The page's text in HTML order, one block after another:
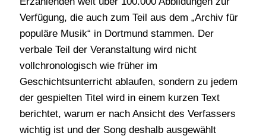
Verfügung, die auch zum Teil aus dem „Archiv für
populäre Musik“ in Dortmund stammen. Der
verbale Teil der Veranstaltung wird nicht
vollchronologisch wie früher im
Geschichtsunterricht ablaufen, sondern zu jedem
der gespielten Titel wird in einem kurzen Text
berichtet, warum er nach Ansicht des Verfassers
wichtig ist und der Song deshalb ausgewählt